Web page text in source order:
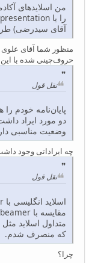
آقای سیدرضی)
منظور شما آقای
حروف‌چینی شده با
نقل قول
پایان‌نامه خودم
دو مورد ایراد
وضعیت مناسبی
چه ایراداتی وجود
نقل قول
که منصرف شدم.
چرا؟